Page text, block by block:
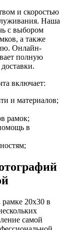
и скоростью
Наша
с выбором
а также
Онлайн-
полную
включает:
и материалов;
рамок;
в
рамке 20х30 в
самой